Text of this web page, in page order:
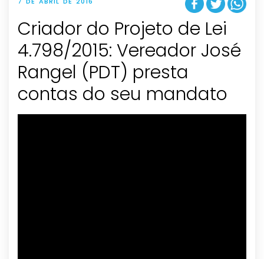
Criador do Projeto de Lei
4.798/2015: Vereador José
Rangel (PDT) presta
contas do seu mandato